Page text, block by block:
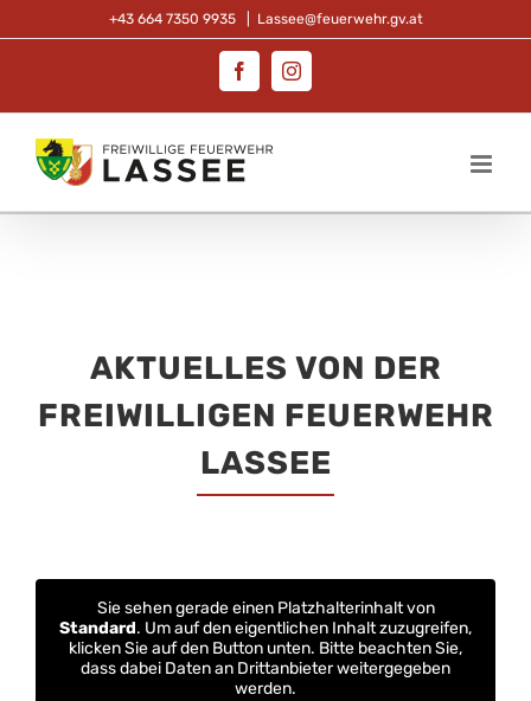
+43 664 7350 9935 Lassee@feuerwehr.gv.at
FacebookInstagram
AKTUELLES VON DER
FREIWILLIGEN FEUERWEHR
LASSEE
Sie sehen gerade einen Platzhalterinhalt von
Standard. Um auf den eigentlichen Inhalt zuzugreifen,
klicken Sie auf den Button unten. Bitte beachten Sie,
dass dabei Daten an Drittanbieter weitergegeben
werden.